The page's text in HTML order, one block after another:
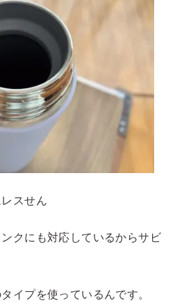
スせん
クにも対応しているからサビ
イプを使っているんです。